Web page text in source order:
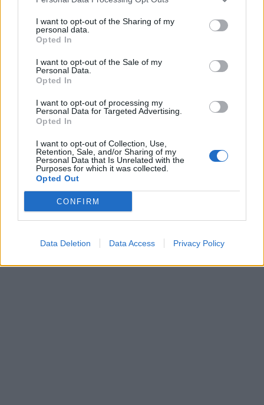
I want to opt-out of the Sharing of my
personal data.
Opted In
I want to opt-out of the Sale of my
Personal Data.
Opted In
I want to opt-out of processing my
Personal Data for Targeted Advertising.
Opted In
I want to opt-out of Collection, Use,
Retention, Sale, and/or Sharing of my
Personal Data that Is Unrelated with the
Purposes for which it was collected.
Opted Out
CONFIRM
Data Deletion Data Access Privacy Policy